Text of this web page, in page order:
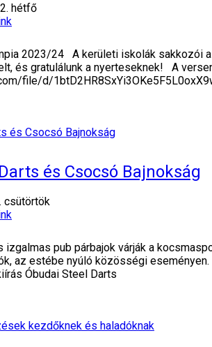
hétfő
2023/24 A kerületi iskolák sakkozói
és gratulálunk a nyerteseknek! A
file/d/
és Csocsó Bajnokság
csütörtök
izgalmas pub párbajok várják a
az estébe nyúló közösségi
Óbudai Steel Darts